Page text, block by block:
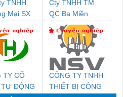
TNHH
Mại SX
Cty TNHH TM
QC Ba Miền
TY CỔ
TỰ ĐỘNG
CÔNG TY TNHH
THIẾT BỊ CÔNG